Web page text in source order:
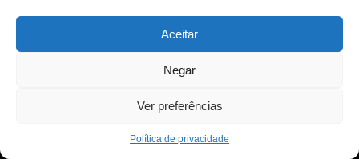
Aceitar
Negar
Ver preferências
Política de privacidade
Matricular-se no Curso
Copyright © 2025 INAED - Todos os direitos reservados